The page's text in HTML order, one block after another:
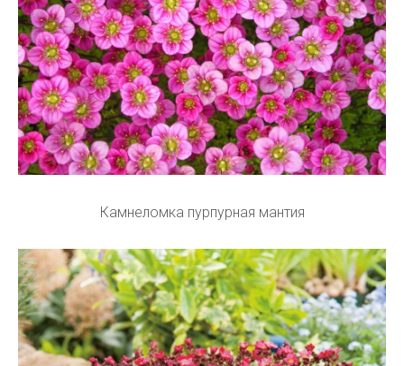
Камнеломка пурпурная мантия